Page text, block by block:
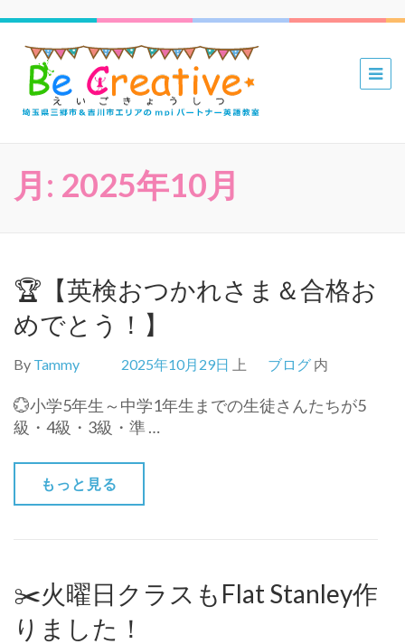
三郷 吉川
mpiパー
月: 2025年10月
🏆【英検おつかれさま＆合格お
めでとう！】
By Tammy 2025年10月29日 上 ブログ 内
💮小学5年生～中学1年生までの生徒さんたちが5
級・4級・3級・準 …
もっと見る
✂️火曜日クラスもFlat Stanley作
りました！